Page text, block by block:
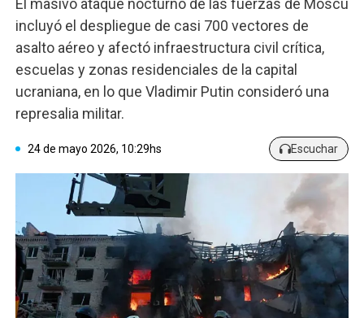
El masivo ataque nocturno de las fuerzas de Moscú
incluyó el despliegue de casi 700 vectores de
asalto aéreo y afectó infraestructura civil crítica,
escuelas y zonas residenciales de la capital
ucraniana, en lo que Vladimir Putin consideró una
represalia militar.
24 de mayo 2026, 10:29hs Escuchar